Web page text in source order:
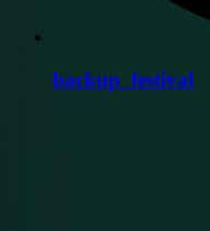
backup_festival